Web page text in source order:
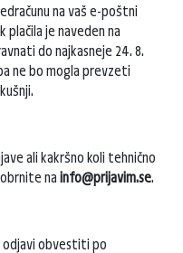
na vaš e-poštni
plačila je naveden na
do najkasneje 24. 8.
ne bo mogla prevzeti
ali kakršno koli tehnično
na info@prijavim.se.
odjavi obvestiti po